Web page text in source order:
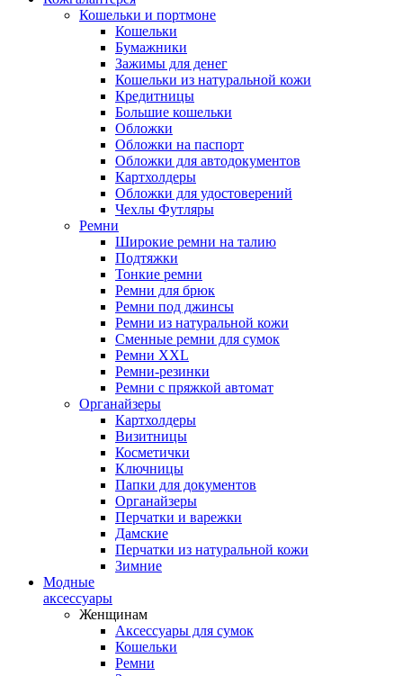
Кошельки и портмоне
Кошельки
Бумажники
Зажимы для денег
Кошельки из натуральной кожи
Кредитницы
Большие кошельки
Обложки
Обложки на паспорт
Обложки для автодокументов
Картхолдеры
Обложки для удостоверений
Чехлы Футляры
Ремни
Широкие ремни на талию
Подтяжки
Тонкие ремни
Ремни для брюк
Ремни под джинсы
Ремни из натуральной кожи
Сменные ремни для сумок
Ремни XXL
Ремни-резинки
Ремни с пряжкой автомат
Органайзеры
Картхолдеры
Визитницы
Косметички
Ключницы
Папки для документов
Органайзеры
Перчатки и варежки
Дамские
Перчатки из натуральной кожи
Зимние
Модные
аксессуары
Женщинам
Аксессуары для сумок
Кошельки
Ремни